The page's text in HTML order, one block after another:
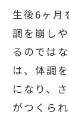
生後6ヶ月
調を崩し
るのでは
は、体調
になり、
がつくら